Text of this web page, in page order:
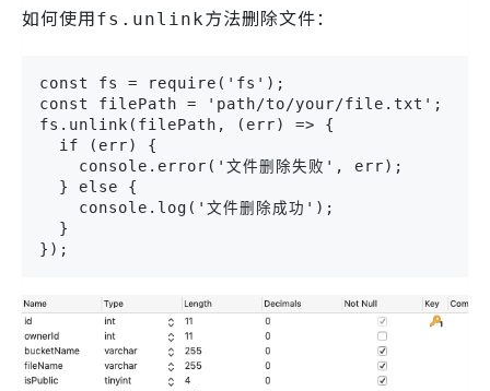
如何使用fs.unlink方法删除文件：
const fs = require('fs');
const filePath = 'path/to/your/file.txt';
fs.unlink(filePath, (err) => {
  if (err) {
    console.error('文件删除失败', err);
  } else {
    console.log('文件删除成功');
  }
});